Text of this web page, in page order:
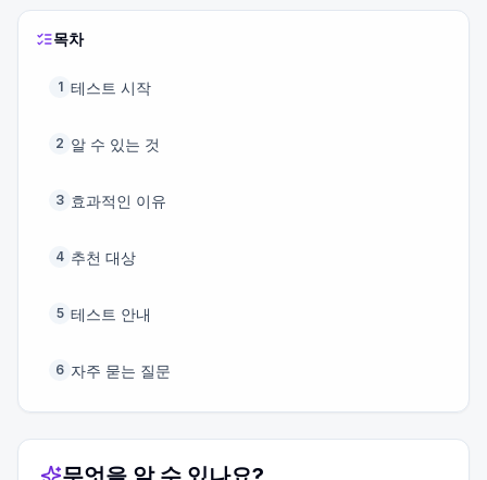
목차
1 테스트 시작
2 알 수 있는 것
3 효과적인 이유
4 추천 대상
5 테스트 안내
6 자주 묻는 질문